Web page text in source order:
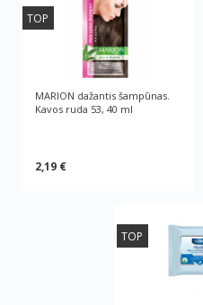
TOP
MARION dažantis šampūnas.
Kavos ruda 53, 40 ml
2,19 €
TOP